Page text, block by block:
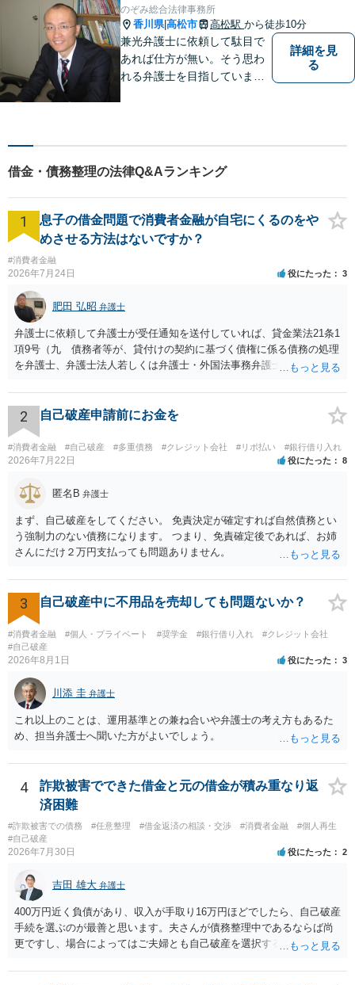
のぞみ総合法律事務所
香川県|高松市 高松駅 から徒歩10分
兼光弁護士に依頼して駄目で
あれば仕方が無い。そう思わ
れる弁護士を目指していま
詳細を見
る
借金・債務整理の法律Q&Aランキング
1
息子の借金問題で消費者金融が自宅にくるのをや
めさせる方法はないですか？
#消費者金融
2026年7月24日 役にたった 3
肥田 弘昭 弁護士
弁護士に依頼して弁護士が受任通知を送付していれば、貸金業法21条1
項9号（九 債務者等が、貸付けの契約に基づく債権に係る債務の処理
を弁護士、弁護士法人若しくは弁護士・外国法事務弁護士共同法人若
等」という。）に委託し、又はその処理のため必要な裁判所における
民事事件に関する手続をとり、弁護士等又は裁判所から書面によりそ
の旨の通知があつた場合において、正当な理由がないのに、債務者等
に対し、電話をかけ、電報を送達し、若しくはファクシミリ装置を用
いて送信し、又は訪問する方法により、当該債務を弁済することを要
かわらず、更にこれらの方法で当該債務を弁済することを要求するこ
と。）に違反しています。監督官庁に行政処分を求める、裁判所に仮
処分申請、不退去罪が成立すれば警察に通報などの対応が考えられま
す。ご参考にしてください。
2 自己破産申請前にお金を
#消費者金融 #自己破産 #多重債務 #クレジット会社 #リボ払い #銀行借り入れ
2026年7月22日 役にたった 8
匿名B 弁護士
まず、自己破産をしてください。 免責決定が確定すれば自然債務とい
う強制力のない債務になります。 つまり、免責確定後であれば、お姉
さんにだけ２万円支払っても問題ありません。
3 自己破産中に不用品を売却しても問題ないか？
#消費者金融 #個人・プライベート #奨学金 #銀行借り入れ
#クレジット会社
#自己破産
2026年8月1日 役にたった 3
川添 圭 弁護士
これ以上のことは、運用基準との兼ね合いや弁護士の考え方もあるた
め、担当弁護士へ聞いた方がよいでしょう。
4
詐欺被害でできた借金と元の借金が積み重なり返
済困難
#詐欺被害での債務 #任意整理 #借金返済の相談・交渉 #消費者金融
#個人再生
#自己破産
2026年7月30日 役にたった 2
吉田 雄大 弁護士
400万円近く負債があり、収入が手取り16万円ほどでしたら、自己破産
手続を選ぶのが最善と思います。夫さんが債務整理中であるならば尚
更ですし、場合によってはご夫婦とも自己破産を選択する方法もある